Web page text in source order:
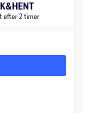
efter 2 timer